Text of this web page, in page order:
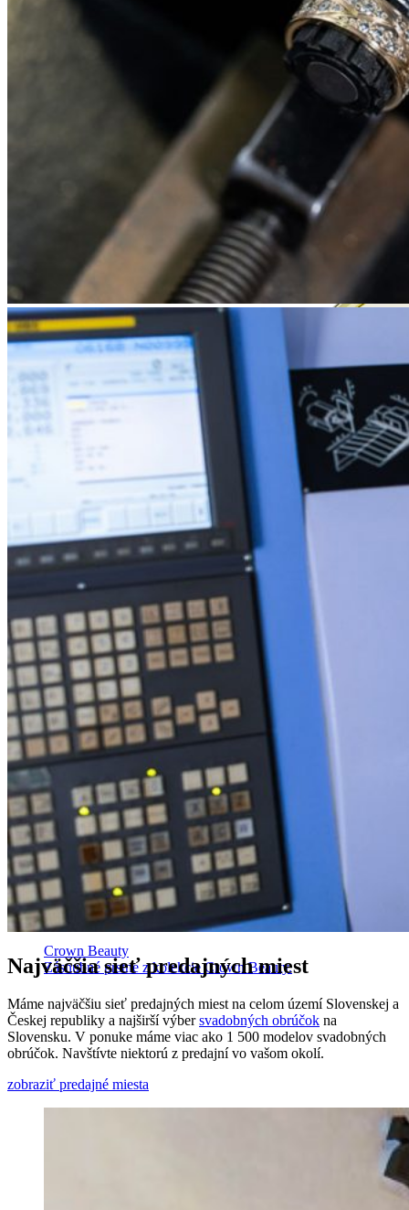
Crown Beauty
Zásnubné prstne z kolekcie Crown Beauty.
Najväčšia sieť predajných miest
Máme najväčšiu sieť predajných miest na celom území Slovenskej a
Českej republiky a najširší výbersvadobných obrúčok na
Slovensku. V ponuke máme viac ako 1 500 modelov svadobných
obrúčok. Navštívte niektorú z predajní vo vašom okolí.
zobraziť predajné miesta